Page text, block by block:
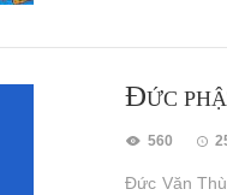
ĐỨC
560
Đức Văn